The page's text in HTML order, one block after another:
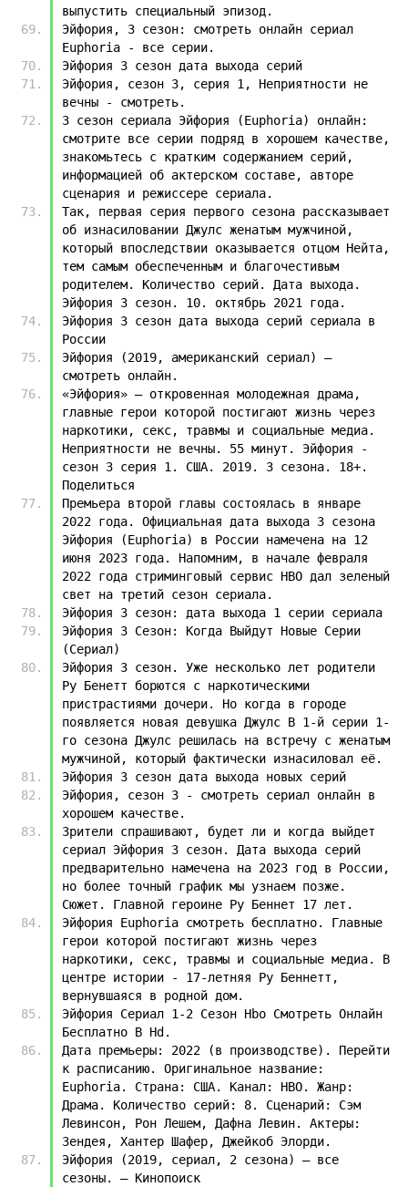
выпустить специальный эпизод.
Эйфория, 3 сезон: смотреть онлайн сериал
Euphoria - все серии.
Эйфория 3 сезон дата выхода серий
Эйфория, сезон 3, серия 1, Неприятности не
вечны - смотреть.
3 сезон сериала Эйфория (Euphoria) онлайн:
смотрите все серии подряд в хорошем качестве,
знакомьтесь с кратким содержанием серий,
информацией об актерском составе, авторе
сценария и режиссере сериала.
Так, первая серия первого сезона рассказывает
об изнасиловании Джулс женатым мужчиной,
который впоследствии оказывается отцом Нейта,
тем самым обеспеченным и благочестивым
родителем. Количество серий. Дата выхода.
Эйфория 3 сезон. 10. октябрь 2021 года.
Эйфория 3 сезон дата выхода серий сериала в
России
Эйфория (2019, американский сериал) —
смотреть онлайн.
«Эйфория» — откровенная молодежная драма,
главные герои которой постигают жизнь через
наркотики, секс, травмы и социальные медиа.
Неприятности не вечны. 55 минут. Эйфория -
сезон 3 серия 1. США. 2019. 3 сезона. 18+.
Поделиться
Премьера второй главы состоялась в январе
2022 года. Официальная дата выхода 3 сезона
Эйфория (Euphoria) в России намечена на 12
июня 2023 года. Напомним, в начале февраля
2022 года стриминговый сервис HBO дал зеленый
свет на третий сезон сериала.
Эйфория 3 сезон: дата выхода 1 серии сериала
Эйфория 3 Сезон: Когда Выйдут Новые Серии
(Сериал)
Эйфория 3 сезон. Уже несколько лет родители
Ру Бенетт борются с наркотическими
пристрастиями дочери. Но когда в городе
появляется новая девушка Джулс В 1-й серии 1-
го сезона Джулс решилась на встречу с женатым
мужчиной, который фактически изнасиловал её.
Эйфория 3 сезон дата выхода новых серий
Эйфория, сезон 3 - смотреть сериал онлайн в
хорошем качестве.
Зрители спрашивают, будет ли и когда выйдет
сериал Эйфория 3 сезон. Дата выхода серий
предварительно намечена на 2023 год в России,
но более точный график мы узнаем позже.
Сюжет. Главной героине Ру Беннет 17 лет.
Эйфория Euphoria смотреть бесплатно. Главные
герои которой постигают жизнь через
наркотики, секс, травмы и социальные медиа. В
центре истории - 17-летняя Ру Беннетт,
вернувшаяся в родной дом.
Эйфория Сериал 1-2 Сезон Hbo Смотреть Онлайн
Бесплатно В Hd.
Дата премьеры: 2022 (в производстве). Перейти
к расписанию. Оригинальное название:
Euphoria. Страна: США. Канал: HBO. Жанр:
Драма. Количество серий: 8. Сценарий: Сэм
Левинсон, Рон Лешем, Дафна Левин. Актеры:
Зендея, Хантер Шафер, Джейкоб Элорди.
Эйфория (2019, сериал, 2 сезона) — все
сезоны. — Кинопоиск